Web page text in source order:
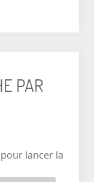
PAR
lancer la